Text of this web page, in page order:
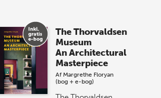
Spar op til 70% til
sommer-lagersalg!
Vi gentager succesen og inviterer igen i
år til vores store sommer-lagersalg,
så sæt kryds i kalenderen onsdag den
10. j…
The Thorvaldsen
Museum
An Architectural
Masterpiece
Af Margrethe Floryan
(bog + e-bog)